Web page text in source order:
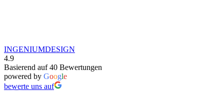
INGENIUMDESIGN
4.9
Basierend auf 40 Bewertungen
powered by Google
bewerte uns auf